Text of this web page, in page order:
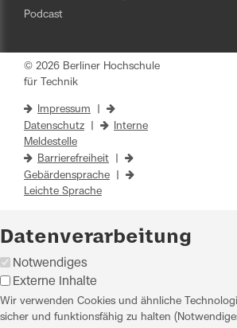
Podcast
© 2026 Berliner Hochschule
für Technik
Impressum
Datenschutz
Interne
Meldestelle
Barrierefreiheit
Gebärdensprache
Leichte Sprache
Datenverarbeitung
Notwendiges
Externe Inhalte
Wir verwenden Cookies und ähnliche
sicher und funktionsfähig zu halten